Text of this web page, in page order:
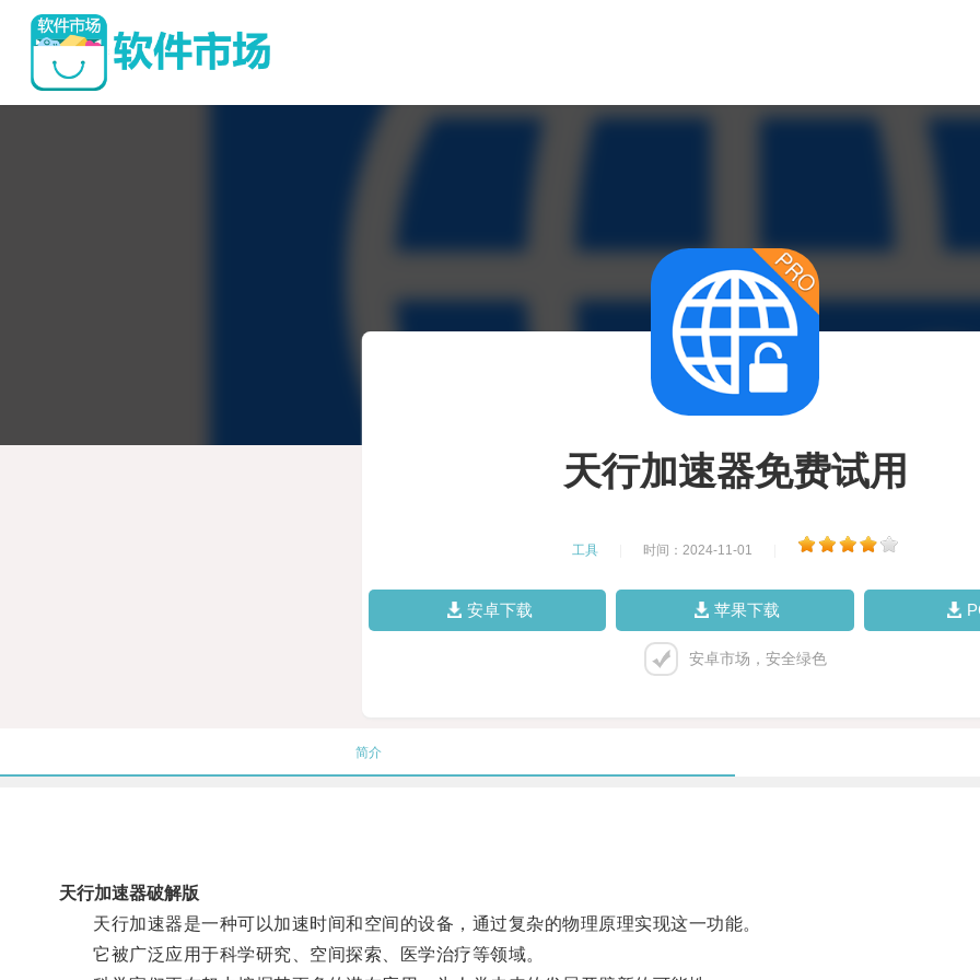
天行加速器免费试用
工具 时间：2024-11-01
安卓下载 苹果下载
安卓市场，安全绿色
简介
天行加速器破解版
天行加速器是一种可以加速时间和空间的设备，通过复杂的物理原理实现这一功能。
它被广泛应用于科学研究、空间探索、医学治疗等领域。